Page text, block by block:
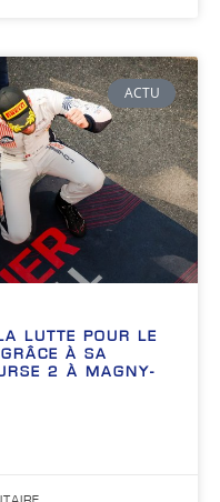
ACTU
LUTTE POUR LE
À SA
2 À MAGNY-